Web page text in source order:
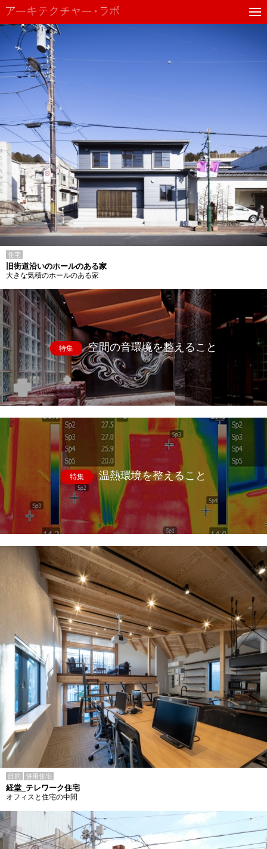
住宅
旧街道沿いのホールのある家
大きな気積のホールのある家
特集 空間の音環境を整えること
特集 温熱環境を整えること
目的 併用住宅
経堂_テレワーク住宅
オフィスと住宅の中間